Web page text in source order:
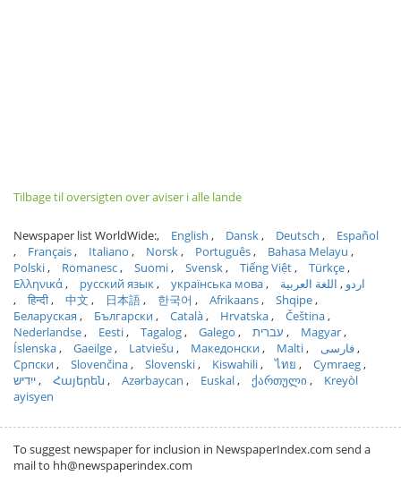
Tilbage til oversigten over aviser i alle lande
Newspaper list WorldWide: English Dansk Deutsch
Español
Français
Italiano Norsk Português
Bahasa Melayu
Polski
Romanesc Suomi Svensk Tiếng Việt
Türkçe
Ελληνικά
русский язык українська мова اردو
اللغة العربية
हिन्दी
中文 日本語 한국어 Afrikaans
Shqipe
Беларуская
Български Català Hrvatska
Čeština
Nederlandse
Eesti Tagalog Galego עברית
Magyar
Íslenska
Gaeilge Latviešu Македонски Malti
فارسی
Српски
Slovenčina Slovenski Kiswahili ไทย
Cymraeg
ייִדיש
Հայերեն Azərbaycan Euskal ქართული
Kreyòl
ayisyen
To suggest newspaper for inclusion in NewspaperIndex.com send a
mail to hh@newspaperindex.com